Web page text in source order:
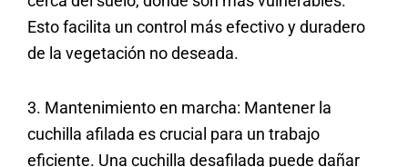
Esto facilita un control más efectivo y duradero
de la vegetación no deseada.
3. Mantenimiento en marcha: Mantener la
cuchilla afilada es crucial para un trabajo
eficiente. Una cuchilla desafilada puede dañar